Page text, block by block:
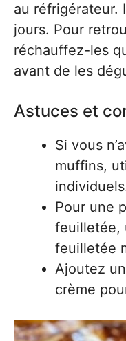
au réfrigérateur.
jours. Pour
réchauffez-les
avant de les
Astuces et
Si vous
muffins,
Pour une
feuilletée,
feuilletée
Ajoutez
crème